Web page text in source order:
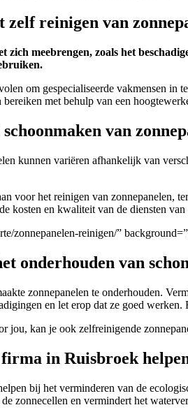
zelf reinigen van
zich meebrengen, zoals het
om gespecialiseerde vakmensen
met behulp van een
van
kunnen variëren afhankelijk van
voor het reinigen van
kosten en kwaliteit van de diensten
zonnepanelen-reinigen/”
onderhouden van
zonnepanelen te onderhouden.
en let erop dat ze goed
jou, kan je ook zelfreinigende
in Ruisbroek
bij het verminderen van de
zonnecellen en vermindert het